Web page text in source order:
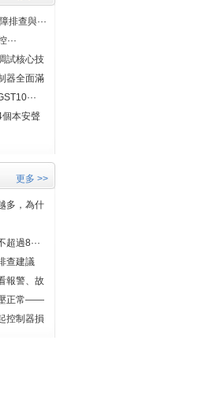
排查與···
試核心技
器全面滿
本安聲
更多 >>
多，為什
過8···
查建議
報警、故
壓正常——
控制器損